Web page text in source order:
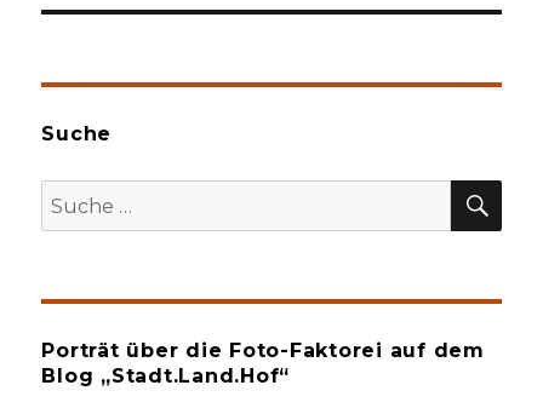
Suche
Suche
nach:
Porträt über die Foto-Faktorei auf dem
Blog „Stadt.Land.Hof“